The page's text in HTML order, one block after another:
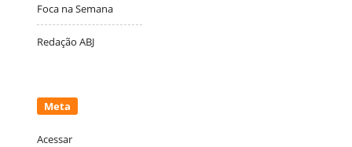
Foca na Semana
Redação ABJ
Meta
Acessar